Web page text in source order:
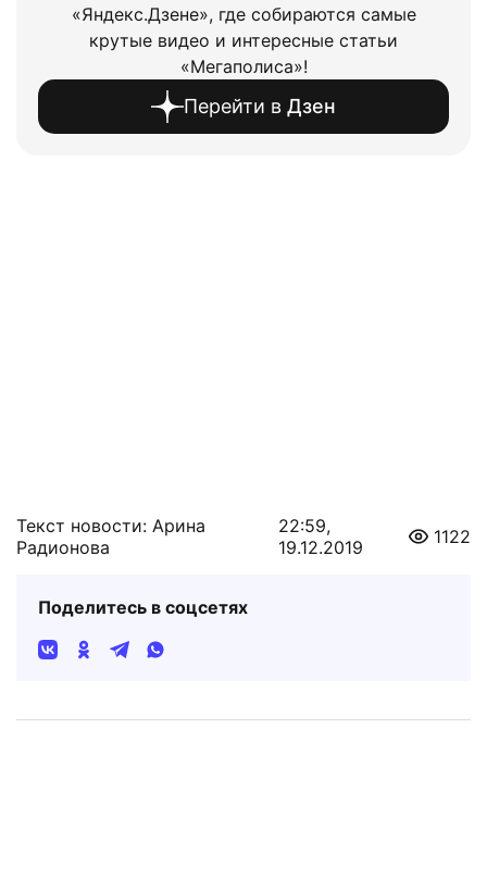
«Яндекс.Дзене», где собираются самые
крутые видео и интересные статьи
«Мегаполиса»!
Перейти в Дзен
Текст новости: Арина
Радионова
22:59,
19.12.2019
1122
Поделитесь в соцсетях